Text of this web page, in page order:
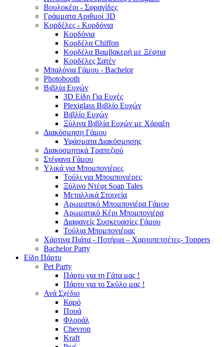
Βουλοκέρι - Σφραγίδες
Γράμματα Αριθμοί 3D
Κορδέλες - Κορδόνια
Κορδόνια
Κορδέλα Chiffon
Κορδέλα Βαμβακερή με Ξέφτια
Κορδέλες Σατέν
Μπαλόνια Γάμου - Bachelor
Photobooth
Βιβλία Ευχών
3D Είδη Για Ευχές
Plexiglass Βιβλίο Ευχών
Βιβλίο Ευχών
Ξύλινα Βιβλία Ευχών με Χάραξη
Διακόσμηση Γάμου
Υφάσματα Διακόσμησης
Διακοσμητικά Τραπεζιού
Στέφανα Γάμου
Υλικά για Μπομπονιέρες
Τούλι για Μπομπονιέρες
Ξύλινο Ντέφι Soap Tales
Μεταλλικά Στοιχεία
Αρωματικό Μπομπονιέρα Γάμου
Αρωματικό Κέρι Μπομπονιέρα
Διαφανείς Συσκευασίες Γάμου
Τούλια Μπομπονιέρας
Χάρτινα Πιάτα - Ποτήρια – Χαρτοπετσέτες- Toppers
Bachelor Party
Είδη Πάρτυ
Pet Party
Πάρτυ για τη Γάτα μας !
Πάρτυ για το Σκύλο μας !
Ανά Σχέδιο
Καρό
Πουά
Φλοράλ
Chevron
Kraft